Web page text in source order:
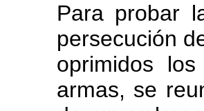
Para probar
persecución
oprimidos
armas, se